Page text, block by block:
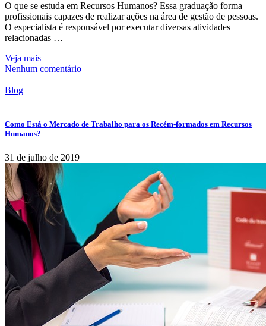
O que se estuda em Recursos Humanos? Essa graduação forma
profissionais capazes de realizar ações na área de gestão de pessoas.
O especialista é responsável por executar diversas atividades
relacionadas …
Veja mais
Nenhum comentário
Blog
Como Está o Mercado de Trabalho para os Recém-formados em Recursos
Humanos?
31 de julho de 2019